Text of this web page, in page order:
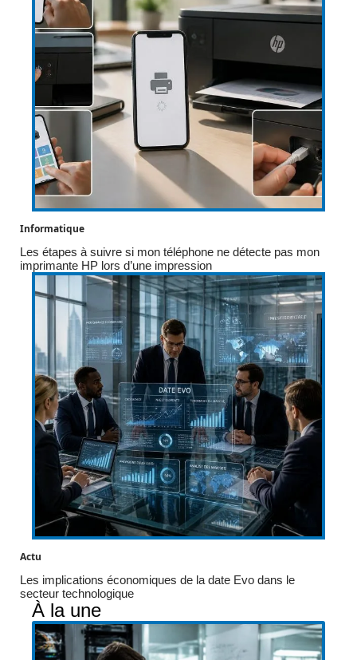
Informatique
Les étapes à suivre si mon téléphone ne détecte pas mon
imprimante HP lors d’une impression
Actu
Les implications économiques de la date Evo dans le
secteur technologique
À la une